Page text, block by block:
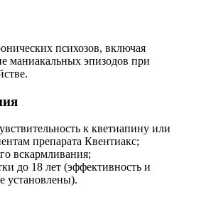
психозов, включая
маниакальных эпизодов при
к кветиапину или
препарата Квентиакс;
вскармливания;
до 18 лет (эффективность и
установлены).